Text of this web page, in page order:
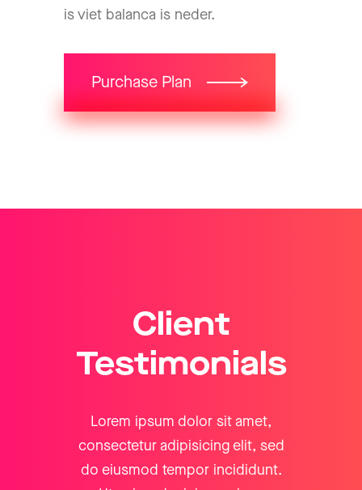
is viet balanca is neder.
Purchase Plan
Client
Testimonials
Lorem ipsum dolor sit amet,
consectetur adipisicing elit, sed
do eiusmod tempor incididunt.